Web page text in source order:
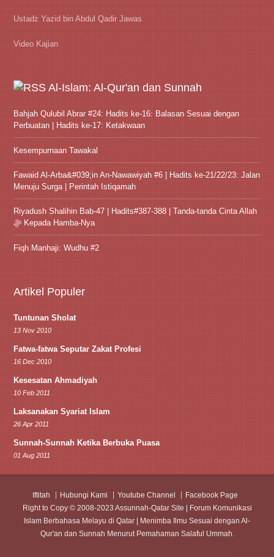
Ustadz Yazid bin Abdul Qadir Jawas
Video Kajian
Al-Islam: Al-Qur'an dan Sunnah
Bahjah Qulubil Abrar #24: Hadits ke-16: Balasan Sesuai dengan
Perbuatan | Hadits ke-17: Ketakwaan
Kesempurnaan Tawakal
Fawaid Al-Arba&#039;in An-Nawawiyah #6 | Hadits ke-21/22/23: Jalan
Menuju Surga | Perintah Istiqamah
Riyadush Shalihin Bab-47 | Hadits#387-388 | Tanda-tanda Cinta Allah
ﷻ Kepada Hamba-Nya
Fiqh Manhaji: Wudhu #2
Artikel Populer
Tuntunan Sholat
13 Nov 2010
Fatwa-fatwa Seputar Zakat Profesi
16 Dec 2010
Kesesatan Ahmadiyah
10 Feb 2011
Laksanakan Syariat Islam
26 Apr 2011
Sunnah-Sunnah Ketika Berbuka Puasa
01 Aug 2011
Iftitah Hubungi Kami Youtube Channel
Facebook Page
Right to Copy © 2008-2023 Assunnah-Qatar Site | Forum Komunikasi
Islam Berbahasa Melayu di Qatar | Menimba Ilmu Sesuai dengan Al-
Qur'an dan Sunnah Menurut Pemahaman Salaful Ummah.